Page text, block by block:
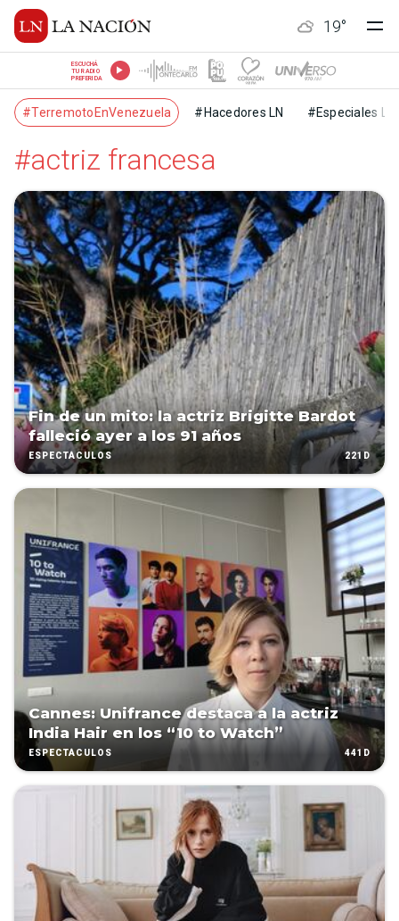
19°
ESCUCHÁ
TU RADIO
PREFERIDA
#TerremotoEnVenezuela #Hacedores LN #Especiales LN
#actriz francesa
Fin de un mito: la actriz Brigitte Bardot
falleció ayer a los 91 años
ESPECTÁCULOS 221D
Cannes: Unifrance destaca a la actriz
India Hair en los “10 to Watch”
ESPECTÁCULOS 441D